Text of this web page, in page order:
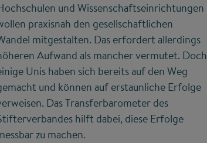
und Wissenschaftseinrichtungen
praxisnah den gesellschaftlichen
mitgestalten. Das erfordert allerdings
Aufwand als mancher vermutet. Doch
Unis haben sich bereits auf den Weg
und können auf erstaunliche Erfolge
Das Transferbarometer des
hilft dabei, diese Erfolge
zu machen.